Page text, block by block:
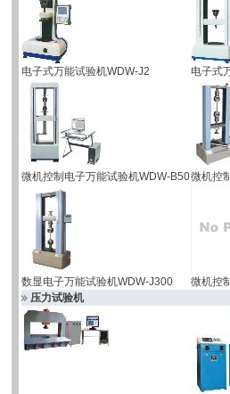
电子式万能试验机WDW-J2 电子式
微机控制电子万能试验机WDW-B50微机控
数显电子万能试验机WDW-J300
微机控
压力试验机